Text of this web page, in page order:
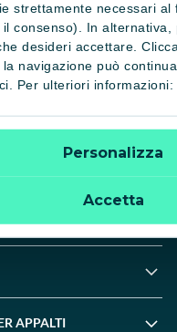
strettamente necessari
consenso). In
desideri accettare.
navigazione può
Per ulteriori informazioni:
Accetta
Personalizza
APPALTI